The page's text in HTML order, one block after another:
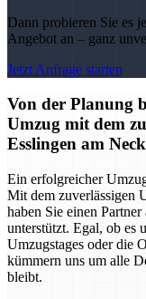
Dann probieren Sie es
Angebot an – ganz
Jetzt Anfrage starten
Von der Planung
Umzug mit dem
Esslingen am
Ein erfolgreicher
Mit dem zuverlässigen
haben Sie einen
unterstützt. Egal, ob es
Umzugstages oder die
kümmern uns um alle
bleibt.